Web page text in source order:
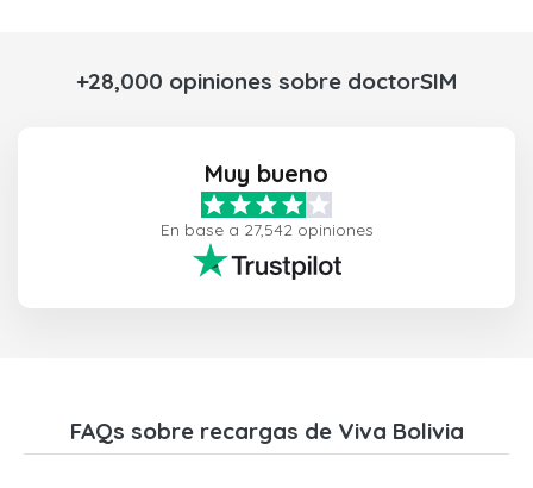
+28,000 opiniones sobre doctorSIM
Muy bueno
En base a 27,542 opiniones
FAQs sobre recargas de Viva Bolivia